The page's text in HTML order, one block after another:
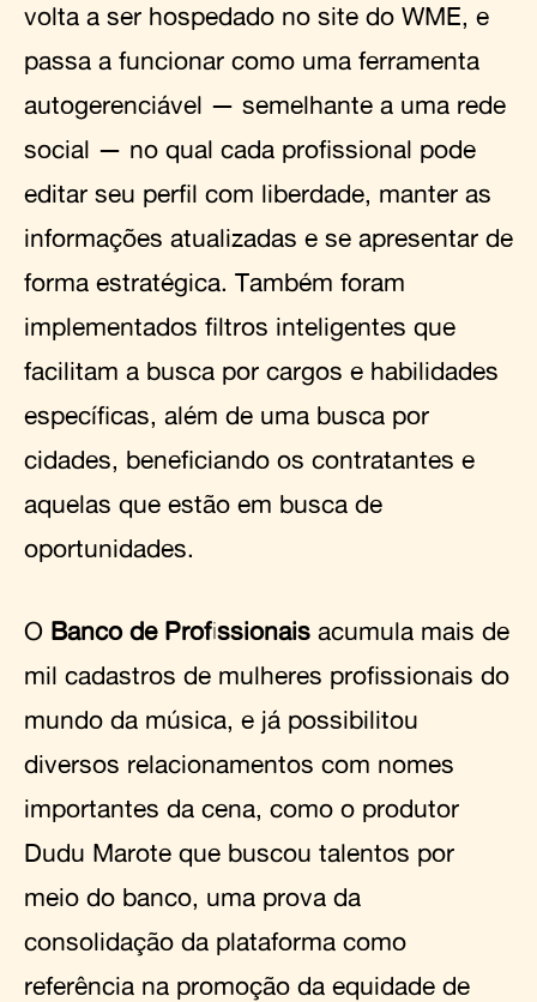
volta a ser hospedado no site do WME, e
passa a funcionar como uma ferramenta
autogerenciável — semelhante a uma rede
social — no qual cada profissional pode
editar seu perfil com liberdade, manter as
informações atualizadas e se apresentar de
forma estratégica. Também foram
implementados filtros inteligentes que
facilitam a busca por cargos e habilidades
específicas, além de uma busca por
cidades, beneficiando os contratantes e
aquelas que estão em busca de
oportunidades.
O Banco de Profissionais acumula mais de
mil cadastros de mulheres profissionais do
mundo da música, e já possibilitou
diversos relacionamentos com nomes
importantes da cena, como o produtor
Dudu Marote que buscou talentos por
meio do banco, uma prova da
consolidação da plataforma como
referência na promoção da equidade de